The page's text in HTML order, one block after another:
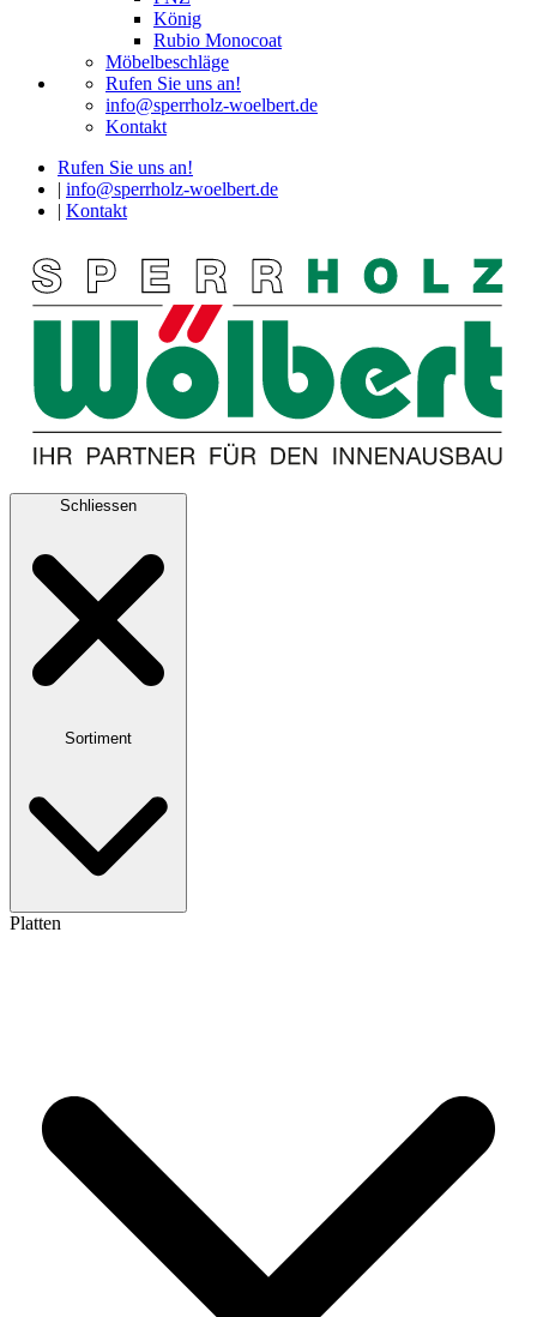
König
Rubio Monocoat
Möbelbeschläge
Rufen Sie uns an!
info@sperrholz-woelbert.de
Kontakt
Rufen Sie uns an!
info@sperrholz-woelbert.de
Kontakt
Schliessen
Sortiment
Platten